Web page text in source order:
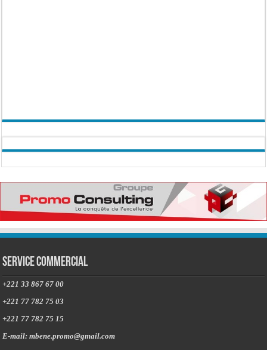
Service commercial
+221 33 867 67 00
+221 77 782 75 03
+221 77 782 75 15
E-mail: mbene.promo@gmail.com